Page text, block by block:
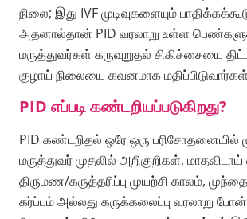
நிலை; இது IVF முடிவுகளையும்
அதனால்தான் PID வரலாறு உள்ள
மருத்துவர்கள் கருவுறுதல் சிகிச்சையை
குழாய் நிலையை கவனமாக
PID எப்படி கண்டறியப்படுகிறது?
PID கண்டறிதல் ஒரே ஒரு பரிசோதனையில்
மருத்துவர் முதலில் அறிகுறிகள், மாதவிடாய்
திருமண/கருத்தரிப்பு முயற்சி காலம்,
கர்ப்பம் அல்லது கருக்கலைப்பு வரலாறு